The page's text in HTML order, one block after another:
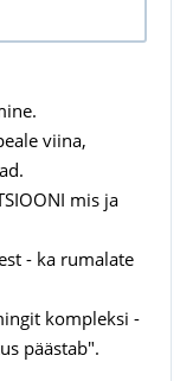
viina,
mis ja
- ka rumalate
kompleksi -
päästab".